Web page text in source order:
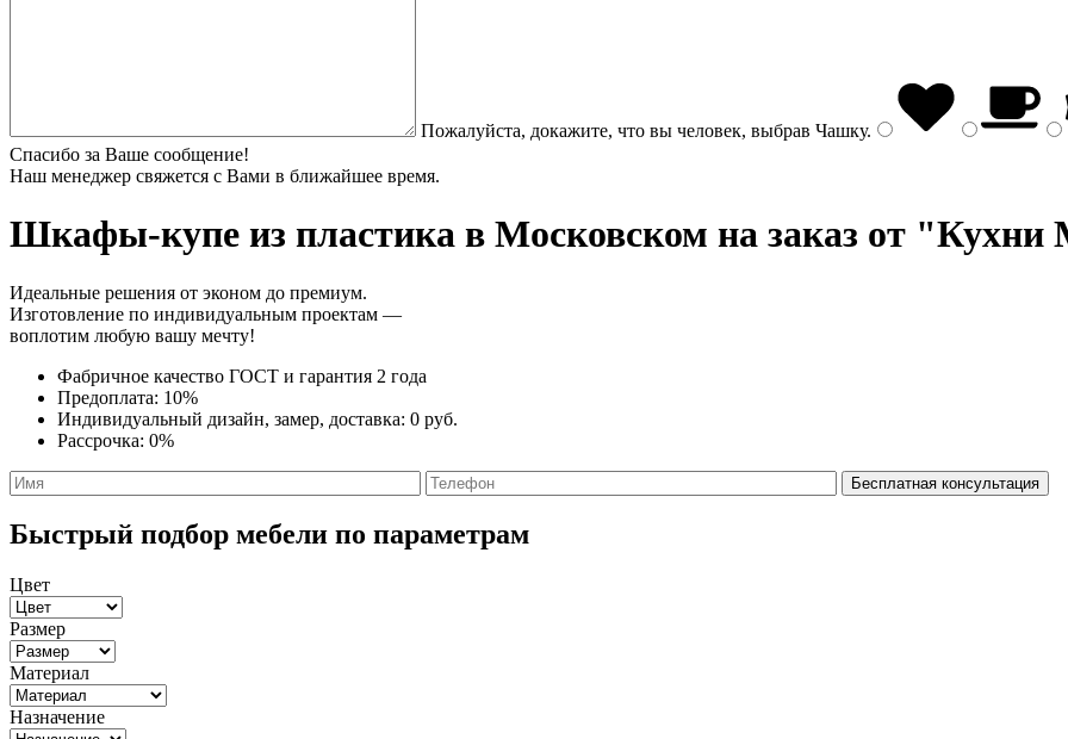
Пожалуйста, докажите, что вы человек, выбрав Чашку.
Спасибо за Ваше сообщение!
Наш менеджер свяжется с Вами в ближайшее время.
Шкафы-купе из пластика в Московском на заказ от "Кухни
Идеальные решения от эконом до премиум.
Изготовление по индивидуальным проектам —
воплотим любую вашу мечту!
Фабричное качество ГОСТ и гарантия 2 года
Предоплата: 10%
Индивидуальный дизайн, замер, доставка: 0 руб.
Рассрочка: 0%
Быстрый подбор мебели по параметрам
Цвет
Размер
Материал
Назначение